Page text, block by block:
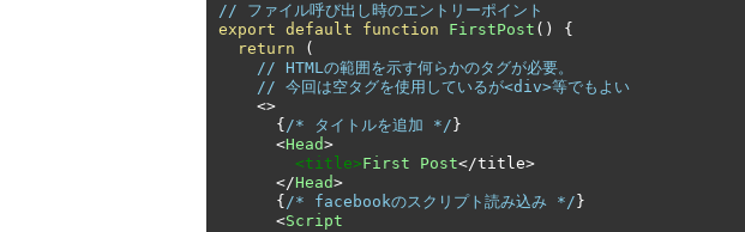
// ファイル呼び出し時のエントリーポイント
export default function FirstPost ()
{
return
(
// HTMLの範囲を示す何らかのタグが必要。
// 今回は空タグを使用しているが<div>等でもよい
<>
{ /* タイトルを追加 */ }
<Head>
<title>First Post</title>
</Head>
{ /* facebookのスクリプト読み込み */ }
<Script